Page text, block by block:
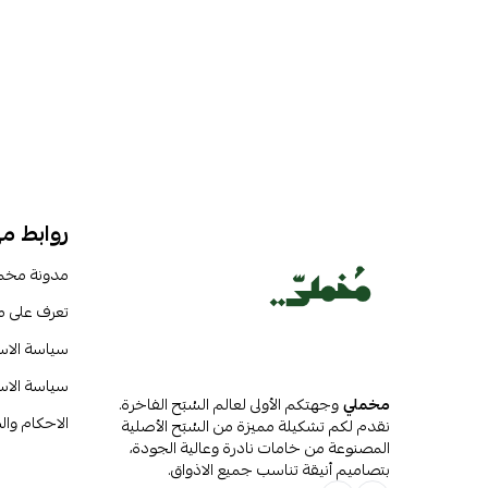
مخمليوجهتكم الأولى لعالم السُبَح الفاخرة.
نقدم لكم تشكيلة مميزة من السُبَح الأصلية
المصنوعة من خامات نادرة وعالية الجودة،
بتصاميم أنيقة تناسب جميع الاذواق.
روابط
مدونة
تعرف على
سياسة
سياسة
الاحكام